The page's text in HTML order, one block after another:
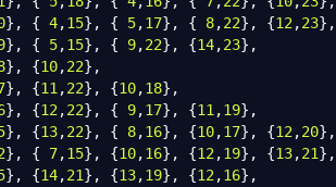
} , { 4,15} , { 5,17} , { 8,22} , {12,23}
} , { 5,15} , { 9,22} , {14,23} ,
} , {10,22} ,
} , {11,22} , {10,18} ,
} , {12,22} , { 9,17} , {11,19} ,
} , {13,22} , { 8,16} , {10,17} , {12,20} ,
} , { 7,15} , {10,16} , {12,19} , {13,21} ,
} , {14,21} , {13,19} , {12,16} ,